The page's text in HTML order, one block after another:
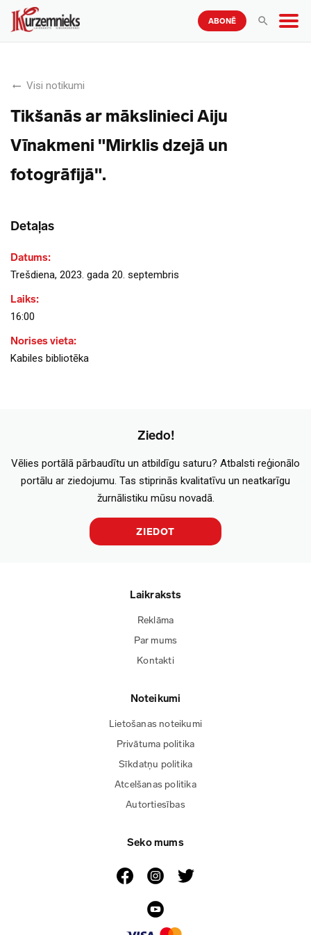
ABONĒ
Visi notikumi
Tikšanās ar mākslinieci Aiju
Vīnakmeni "Mirklis dzejā un
fotogrāfijā".
Detaļas
Datums:
Trešdiena, 2023. gada 20. septembris
Laiks:
16:00
Norises vieta:
Kabiles bibliotēka
Ziedo!
Vēlies portālā pārbaudītu un atbildīgu saturu? Atbalsti reģionālo
portālu ar ziedojumu. Tas stiprinās kvalitatīvu un neatkarīgu
žurnālistiku mūsu novadā.
ZIEDOT
Laikraksts
Reklāma
Par mums
Kontakti
Noteikumi
Lietošanas noteikumi
Privātuma politika
Sīkdatņu politika
Atcelšanas politika
Autortiesības
Seko mums